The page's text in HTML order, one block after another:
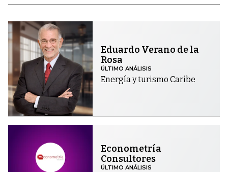
Eduardo Verano de la
Rosa
ÚLTIMO ANÁLISIS
Energía y turismo Caribe
Econometría
Consultores
ÚLTIMO ANÁLISIS